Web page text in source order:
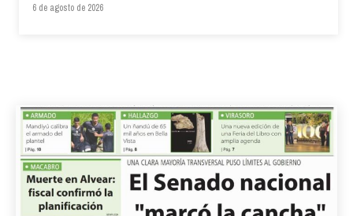
6 de agosto de 2026